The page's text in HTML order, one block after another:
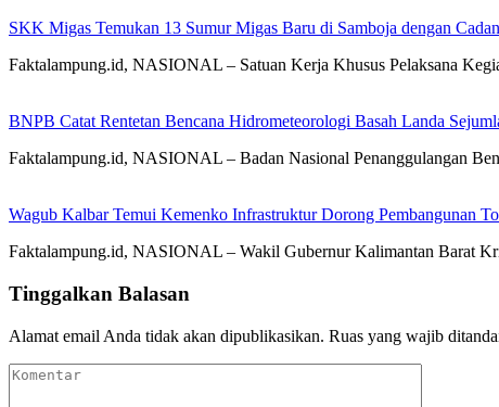
SKK Migas Temukan 13 Sumur Migas Baru di Samboja dengan
Faktalampung.id, NASIONAL – Satuan Kerja Khusus Pelaksana
BNPB Catat Rentetan Bencana Hidrometeorologi Basah Landa
Faktalampung.id, NASIONAL – Badan Nasional Penanggulangan
Wagub Kalbar Temui Kemenko Infrastruktur Dorong Pembangunan
Faktalampung.id, NASIONAL – Wakil Gubernur Kalimantan Barat
Tinggalkan Balasan
Alamat email Anda tidak akan dipublikasikan. Ruas yang wajib